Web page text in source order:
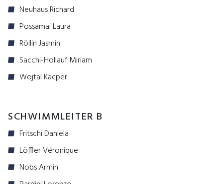
Neuhaus Richard
Possamai Laura
Röllin Jasmin
Sacchi-Hollauf Miriam
Wojtal Kacper
SCHWIMMLEITER B
Fritschi Daniela
Löffler Véronique
Nobs Armin